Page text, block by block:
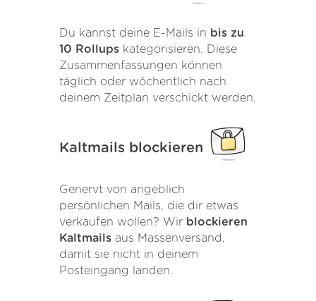
Du kannst deine E-Mails in bis zu
10 Rollups kategorisieren. Diese
Zusammenfassungen können
täglich oder wöchentlich nach
deinem Zeitplan verschickt werden.
Kaltmails blockieren
Genervt von angeblich
persönlichen Mails, die dir etwas
verkaufen wollen? Wir blockieren
Kaltmails aus Massenversand,
damit sie nicht in deinem
Posteingang landen.